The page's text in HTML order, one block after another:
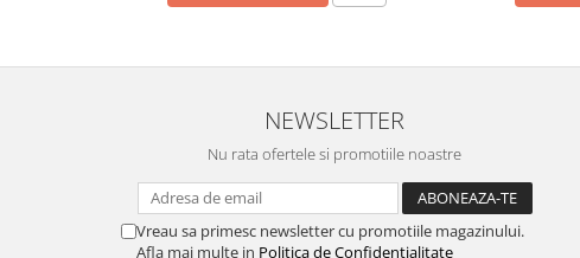
NEWSLETTER
Nu rata ofertele si promotiile noastre
Vreau sa primesc newsletter cu promotiile magazinului.
Afla mai multe in Politica de Confidentialitate